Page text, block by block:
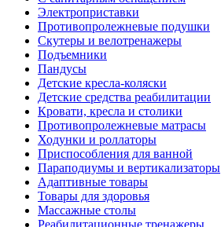
Электроприставки
Противопролежневые подушки
Скутеры и велотренажеры
Подъемники
Пандусы
Детские кресла-коляски
Детские средства реабилитации
Кровати, кресла и столики
Противопролежневые матрасы
Ходунки и роллаторы
Приспособления для ванной
Параподиумы и вертикализаторы
Адаптивные товары
Товары для здоровья
Массажные столы
Реабилитационные тренажеры